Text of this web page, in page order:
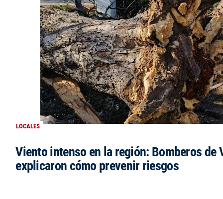
LOCALES
Viento intenso en la región: Bomberos de
explicaron cómo prevenir riesgos